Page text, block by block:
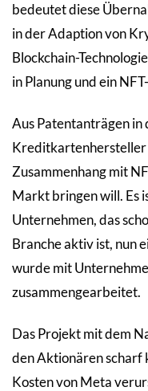
bedeutet diese
in der Adaption von
Blockchain-
in Planung und ein
Aus Patentanträgen in
Kreditkartenhersteller
Zusammenhang mit
Markt bringen will. Es
Unternehmen, das
Branche aktiv ist, nun
wurde mit
zusammengearbeitet.
Das Projekt mit dem
den Aktionären scharf
Kosten von Meta